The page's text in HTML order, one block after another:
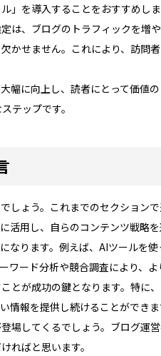
」を導入することをおすすめ
は、ブログのトラフィックを増や
かせません。これにより、訪問
幅に向上し、読者にとって価値
テップです。
しょう。これまでのセクション
用し、自らのコンテンツ戦略を
なります。例えば、AIツールを
ード分析や競合調査により、
とが成功の鍵となります。特に
情報を提供し続けることができま
場してくるでしょう。ブログ運
ればと思います。